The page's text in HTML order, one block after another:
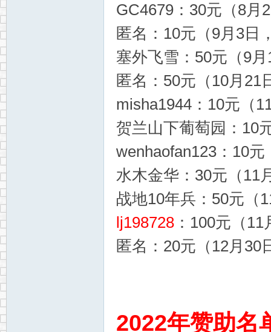
GC4679：30元（8月
匿名：10元（9月3日
塞外飞雪：50元（9
匿名：50元（10月21
misha1944：10元（
贺兰山下葡萄园：10
wenhaofan123：10
水木金华：30元（11
战地10年兵：50元（
lj198728：100元（11
匿名：20元（12月30
2022年赞助名